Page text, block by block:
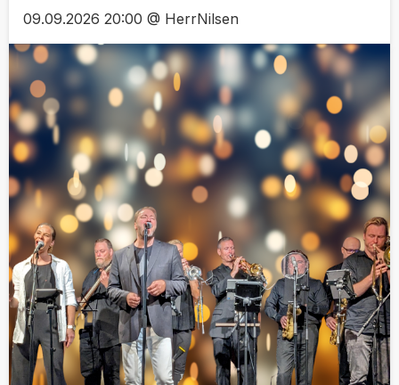
09.09.2026 20:00 @ HerrNilsen